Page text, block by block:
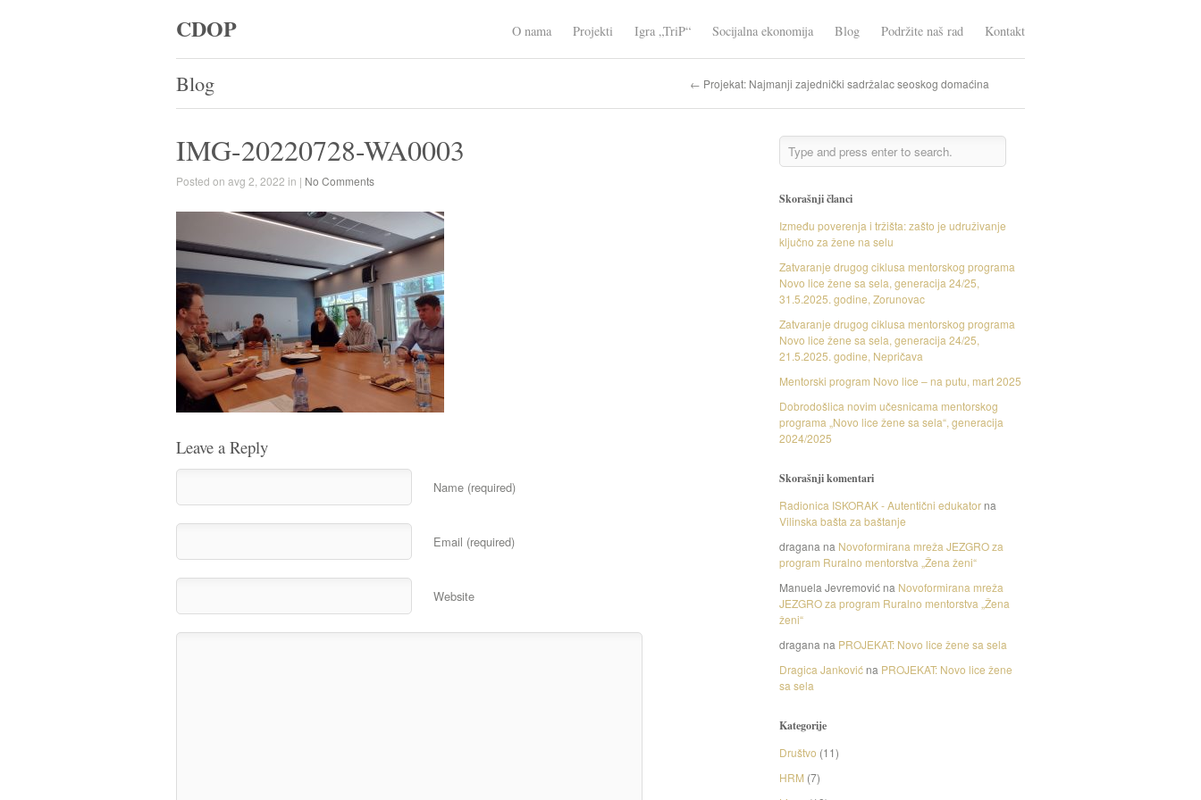
CDOP O nama Projekti Igra „TriP“ Socijalna ekonomija Blog Podržite naš rad Kontakt
Blog ← Projekat: Najmanji zajednički sadržalac seoskog domaćina
IMG-20220728-WA0003
Posted on avg 2, 2022 in | No Comments
Leave a Reply
Name (required)
Email (required)
Website
Skorašnji članci
Između poverenja i tržišta: zašto je udruživanje
ključno za žene na selu
Zatvaranje drugog ciklusa mentorskog programa
Novo lice žene sa sela, generacija 24/25,
31.5.2025. godine, Zorunovac
Zatvaranje drugog ciklusa mentorskog programa
Novo lice žene sa sela, generacija 24/25,
21.5.2025. godine, Nepričava
Mentorski program Novo lice – na putu, mart 2025
Dobrodošlica novim učesnicama mentorskog
programa „Novo lice žene sa sela“, generacija
2024/2025
Skorašnji komentari
Radionica ISKORAK - Autentični edukator na
Vilinska bašta za baštanje
dragana na Novoformirana mreža JEZGRO za
program Ruralno mentorstva „Žena ženi“
Manuela Jevremović na Novoformirana mreža
JEZGRO za program Ruralno mentorstva „Žena
ženi“
dragana na PROJEKAT: Novo lice žene sa sela
Dragica Janković na PROJEKAT: Novo lice žene
sa sela
Kategorije
Društvo (11)
HRM (7)